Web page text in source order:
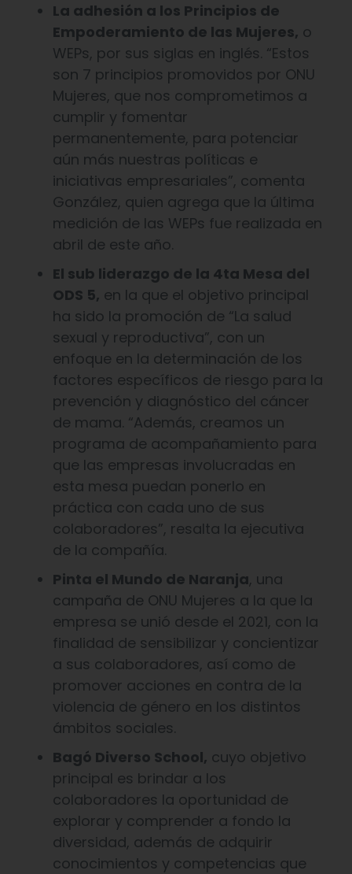
La adhesión a los Principios de
Empoderamiento de las Mujeres, o
WEPs, por sus siglas en inglés. “Estos
son 7 principios promovidos por ONU
Mujeres, que nos comprometimos a
cumplir y fomentar
permanentemente, para potenciar
aún más nuestras políticas e
iniciativas empresariales”, comenta
González, quien agrega que la última
medición de las WEPs fue realizada en
abril de este año.
El sub liderazgo de la 4ta Mesa del
ODS 5, en la que el objetivo principal
ha sido la promoción de “La salud
sexual y reproductiva”, con un
enfoque en la determinación de los
factores específicos de riesgo para la
prevención y diagnóstico del cáncer
de mama. “Además, creamos un
programa de acompañamiento para
que las empresas involucradas en
esta mesa puedan ponerlo en
práctica con cada uno de sus
colaboradores”, resalta la ejecutiva
de la compañía.
Pinta el Mundo de Naranja, una
campaña de ONU Mujeres a la que la
empresa se unió desde el 2021, con la
finalidad de sensibilizar y concientizar
a sus colaboradores, así como de
promover acciones en contra de la
violencia de género en los distintos
ámbitos sociales.
Bagó Diverso School, cuyo objetivo
principal es brindar a los
colaboradores la oportunidad de
explorar y comprender a fondo la
diversidad, además de adquirir
conocimientos y competencias que